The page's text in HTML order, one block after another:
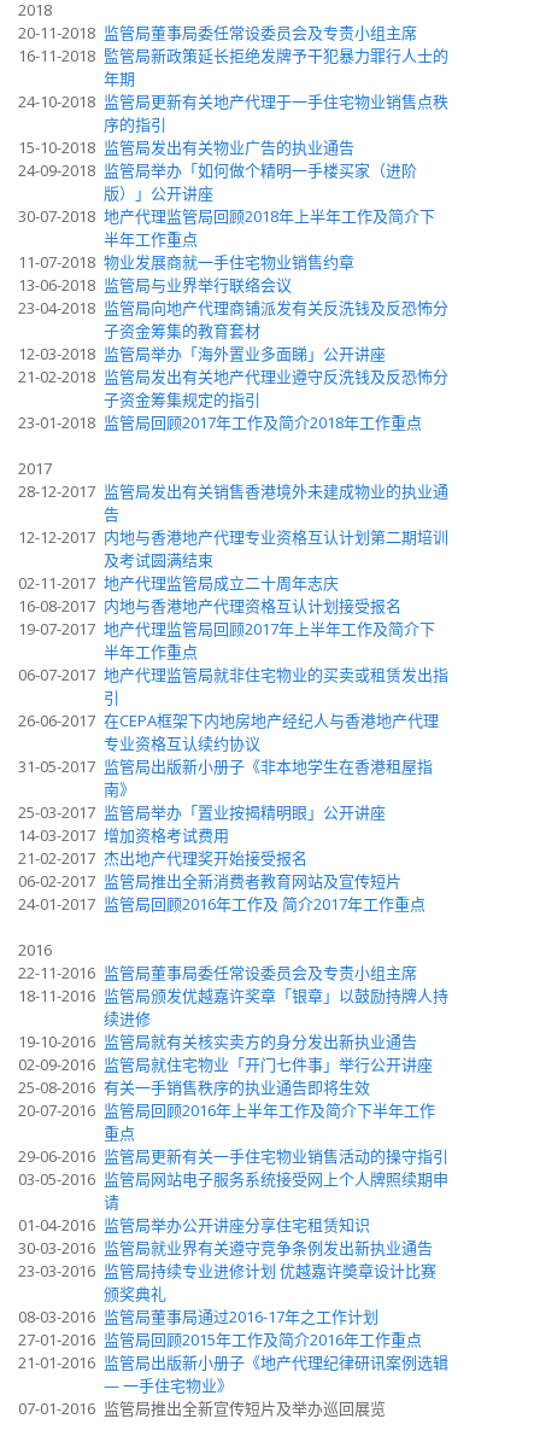
2018
20-11-2018 监管局董事局委任常设委员会及专责小组主席
16-11-2018 監管局新政策延长拒绝发牌予干犯暴力罪行人士的
年期
24-10-2018 监管局更新有关地产代理于一手住宅物业销售点秩
序的指引
15-10-2018 监管局发出有关物业广告的执业通告
24-09-2018 监管局举办「如何做个精明一手楼买家（进阶
版）」公开讲座
30-07-2018 地产代理监管局回顾2018年上半年工作及简介下
半年工作重点
11-07-2018 物业发展商就一手住宅物业销售约章
13-06-2018 监管局与业界举行联络会议
23-04-2018 监管局向地产代理商铺派发有关反洗钱及反恐怖分
子资金筹集的教育套材
12-03-2018 监管局举办「海外置业多面睇」公开讲座
21-02-2018 监管局发出有关地产代理业遵守反洗钱及反恐怖分
子资金筹集规定的指引
23-01-2018 监管局回顾2017年工作及简介2018年工作重点
2017
28-12-2017 监管局发出有关销售香港境外未建成物业的执业通
告
12-12-2017 内地与香港地产代理专业资格互认计划第二期培训
及考试圆满结束
02-11-2017 地产代理监管局成立二十周年志庆
16-08-2017 内地与香港地产代理资格互认计划接受报名
19-07-2017 地产代理监管局回顾2017年上半年工作及简介下
半年工作重点
06-07-2017 地产代理监管局就非住宅物业的买卖或租赁发出指
引
26-06-2017 在CEPA框架下内地房地产经纪人与香港地产代理
专业资格互认续约协议
31-05-2017 监管局出版新小册子《非本地学生在香港租屋指
南》
25-03-2017 监管局举办「置业按揭精明眼」公开讲座
14-03-2017 增加资格考试费用
21-02-2017 杰出地产代理奖开始接受报名
06-02-2017 监管局推出全新消费者教育网站及宣传短片
24-01-2017 监管局回顾2016年工作及 简介2017年工作重点
2016
22-11-2016 监管局董事局委任常设委员会及专责小组主席
18-11-2016 监管局颁发优越嘉许奖章「银章」以鼓励持牌人持
续进修
19-10-2016 监管局就有关核实卖方的身分发出新执业通告
02-09-2016 监管局就住宅物业「开门七件事」举行公开讲座
25-08-2016 有关一手销售秩序的执业通告即将生效
20-07-2016 监管局回顾2016年上半年工作及简介下半年工作
重点
29-06-2016 监管局更新有关一手住宅物业销售活动的操守指引
03-05-2016 监管局网站电子服务系统接受网上个人牌照续期申
请
01-04-2016 监管局举办公开讲座分享住宅租赁知识
30-03-2016 监管局就业界有关遵守竞争条例发出新执业通告
23-03-2016 监管局持续专业进修计划 优越嘉许奬章设计比赛
颁奖典礼
08-03-2016 监管局董事局通过2016-17年之工作计划
27-01-2016 监管局回顾2015年工作及简介2016年工作重点
21-01-2016 监管局出版新小册子《地产代理纪律研讯案例选辑
—一手住宅物业》
07-01-2016 监管局推出全新宣传短片及举办巡回展览